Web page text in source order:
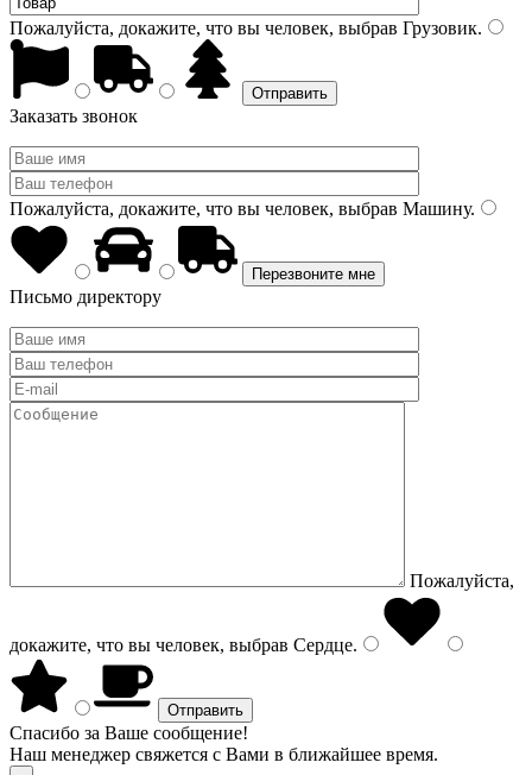
Пожалуйста, докажите, что вы человек, выбрав Грузовик.
Заказать звонок
Пожалуйста, докажите, что вы человек, выбрав Машину.
Письмо директору
Пожалуйста,
докажите, что вы человек, выбрав Сердце.
Спасибо за Ваше сообщение!
Наш менеджер свяжется с Вами в ближайшее время.